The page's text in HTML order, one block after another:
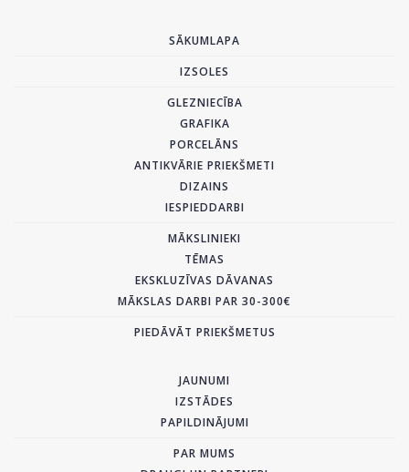
SĀKUMLAPA
IZSOLES
GLEZNIECĪBA
GRAFIKA
PORCELĀNS
ANTIKVĀRIE PRIEKŠMETI
DIZAINS
IESPIEDDARBI
MĀKSLINIEKI
TĒMAS
EKSKLUZĪVAS DĀVANAS
MĀKSLAS DARBI PAR 30-300€
PIEDĀVĀT PRIEKŠMETUS
JAUNUMI
IZSTĀDES
PAPILDINĀJUMI
PAR MUMS